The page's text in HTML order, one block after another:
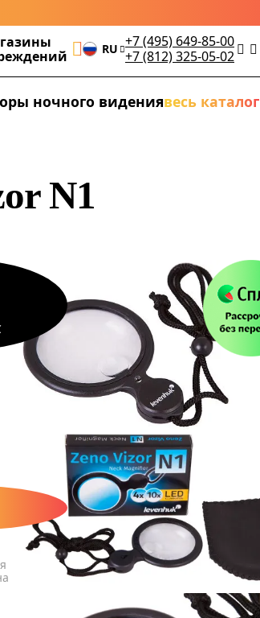
RU +7 (495) 649-85-00
+7 (812) 325-05-02
ночного видениявесь каталог
N1